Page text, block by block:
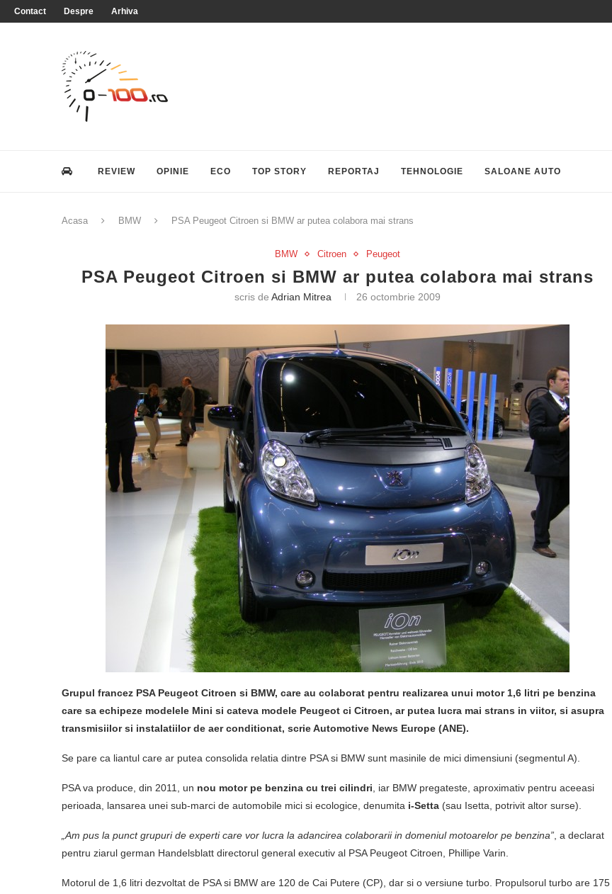
Contact Despre Arhiva
REVIEW OPINIE ECO TOP STORY REPORTAJ TEHNOLOGIE SALOANE AUTO
Acasa BMW PSA Peugeot Citroen si BMW ar putea colabora mai strans
BMW Citroen Peugeot
PSA Peugeot Citroen si BMW ar putea colabora mai strans
scris deAdrian Mitrea 26 octombrie 2009
Grupul francez PSA Peugeot Citroen si BMW, care au colaborat pentru realizarea unui motor 1,6 litri pe benzina
care sa echipeze modelele Mini si cateva modele Peugeot ci Citroen, ar putea lucra mai strans in viitor, si asupra
transmisiilor si instalatiilor de aer conditionat, scrie Automotive News Europe (ANE).
Se pare ca liantul care ar putea consolida relatia dintre PSA si BMW sunt masinile de mici dimensiuni (segmentul A).
PSA va produce, din 2011, un nou motor pe benzina cu trei cilindri , iar BMW pregateste, aproximativ pentru aceeasi
perioada, lansarea unei sub-marci de automobile mici si ecologice, denumita i-Setta (sau Isetta, potrivit altor surse).
„Am pus la punct grupuri de experti care vor lucra la adancirea colaborarii in domeniul motoarelor pe benzina” , a declarat
pentru ziarul german Handelsblatt directorul general executiv al PSA Peugeot Citroen, Phillipe Varin.
Motorul de 1,6 litri dezvoltat de PSA si BMW are 120 de Cai Putere (CP), dar si o versiune turbo. Propulsorul turbo are 175